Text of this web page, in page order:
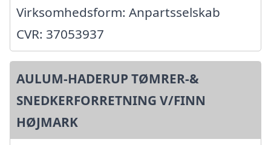
Virksomhedsform: Anpartsselskab
CVR: 37053937
AULUM-HADERUP TØMRER-&
SNEDKERFORRETNING V/FINN
HØJMARK